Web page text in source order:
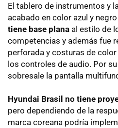
El tablero de instrumentos y
acabado en color azul y
tiene base plana al estilo de
competencias y además fue
perforada y costuras de color
los controles de audio. Por
sobresale la pantalla
Hyundai Brasil no tiene
pero dependiendo de la
marca coreana podría